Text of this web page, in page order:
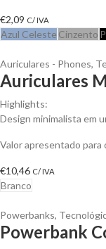
€2,09 C/ IVA
Azul Celeste Cinzento
Auriculares - Phones,
Auriculares
Highlights:
Design minimalista em
Valor apresentado para
€10,46 C/ IVA
Branco
Powerbanks,
Powerbank